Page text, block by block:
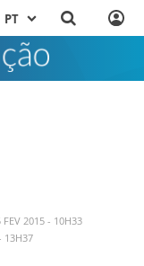
PT
FEV 2015 - 10H33
13H37